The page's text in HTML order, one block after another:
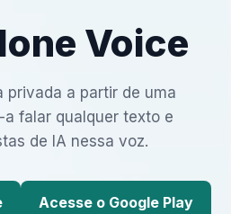
Voice
privada a partir de uma
falar qualquer texto e
de IA nessa voz.
Acesse o Google Play